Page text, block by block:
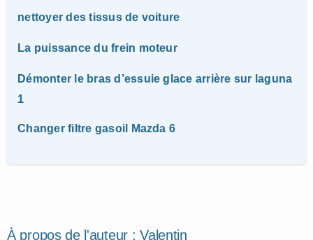
nettoyer des tissus de voiture
La puissance du frein moteur
Démonter le bras d’essuie glace arrière sur laguna
1
Changer filtre gasoil Mazda 6
À propos de l'auteur :Valentin